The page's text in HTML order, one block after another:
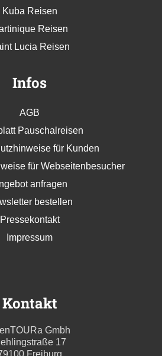
Kuba Reisen
Reisen
Lucia Reisen
Infos
AGB
Pauschalreisen
für Kunden
für Webseitenbesucher
anfragen
bestellen
Pressekontakt
Impressum
Kontakt
Gmbh
17
Freiburg